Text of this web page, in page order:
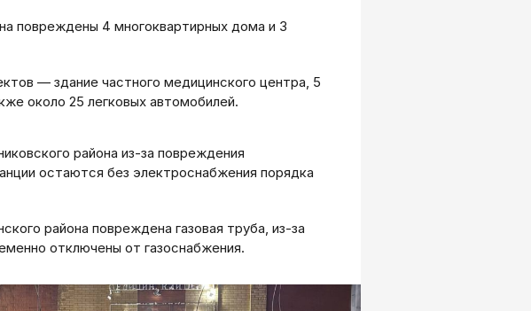
повреждены 4 многоквартирных дома и 3
— здание частного медицинского центра, 5
около 25 легковых автомобилей.
района из-за повреждения
остаются без электроснабжения порядка
района повреждена газовая труба, из-за
отключены от газоснабжения.